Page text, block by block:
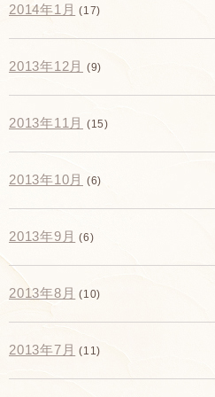
2014年1月 (17)
2013年12月 (9)
2013年11月 (15)
2013年10月 (6)
2013年9月 (6)
2013年8月 (10)
2013年7月 (11)